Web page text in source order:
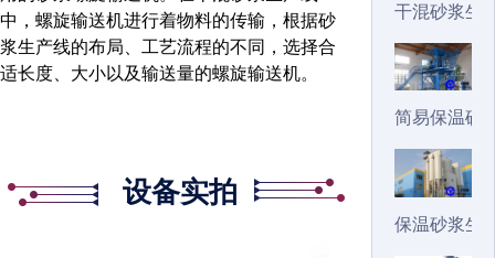
中，螺旋输送机进行着物料的传输，根据砂
浆生产线的布局、工艺流程的不同，选择合
适长度、大小以及输送量的螺旋输送机。
设备实拍
干混砂浆生
简易保温砂
保温砂浆生